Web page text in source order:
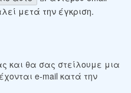
μετά την έγκριση.
και θα σας στείλουμε μια
e-mail κατά την